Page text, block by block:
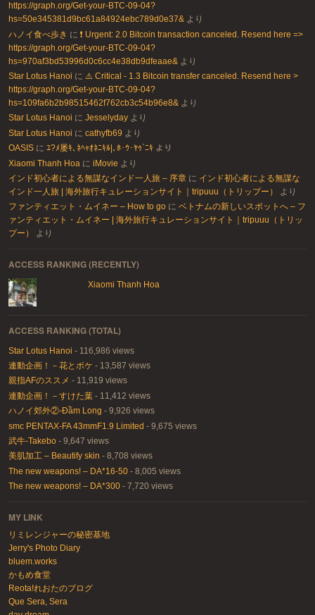
https://graph.org/Get-your-BTC-09-04?
hs=50e345381d9bc61a84924ebc789d0e37&より
ハノイ食べ歩き に ❗ Urgent: 2.0 Bitcoin transaction canceled. Resend here =>
https://graph.org/Get-your-BTC-09-04?
hs=970af3bd53996d0c6cc4e38db9dfeaae& より
Star Lotus Hanoi に ⚠️ Critical - 1.3 Bitcoin transfer canceled. Resend here >
https://graph.org/Get-your-BTC-09-04?
hs=109fa6b2b98515462f762cb3c54b96e8&より
Star Lotus Hanoi に Jesselydayより
Star Lotus Hanoi に cathyfb69 より
OASISに ﾕ?ﾒ屡ｷ､ﾈﾍｬｵﾈﾆｷﾙ|､ﾎ･ｳ･ﾔｩ`ﾆｷより
Xiaomi Thanh Hoa に iMovie より
インド初心者による無謀なインド一人旅 – 序章に インド初心者による無謀な
インド一人旅 | 海外旅行キュレーションサイト｜tripuuu（トリップー）
より
ファンティエット・ムイネー – How to goに ベトナムの新しいスポットへ – フ
ァンティエット・ムイネー | 海外旅行キュレーションサイト｜tripuuu（トリッ
プー）
より
ACCESS RANKING (RECENTLY)
Xiaomi Thanh Hoa
ACCESS RANKING (TOTAL)
Star Lotus Hanoi - 116,986 views
連動企画！－花とボケ - 13,587 views
親指AFのススメ - 11,919 views
連動企画！－すけた葉- 11,412 views
ハノイ郊外②-Đầm Long - 9,926 views
smc PENTAX-FA 43mmF1.9 Limited - 9,675 views
武牛-Takebo- 9,647 views
美肌加工 – Beautify skin - 8,708 views
The new weapons! – DA*16-50- 8,005 views
The new weapons! – DA*300- 7,720 views
MY LINK
リミレンジャーの秘密基地
Jerry's Photo Diary
bluem.works
かもめ食堂
Reota!れおたのブログ
Que Sera, Sera